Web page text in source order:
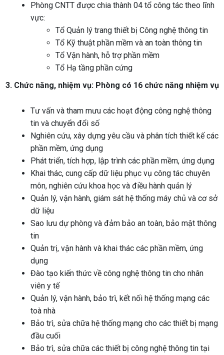
Phòng CNTT được chia thành 04 tổ công tác theo lĩnh
vực:
Tổ Quản lý trang thiết bị Công nghệ thông tin
Tổ Kỹ thuật phần mềm và an toàn thông tin
Tổ Vận hành, hỗ trợ phần mềm
Tổ Hạ tầng phần cứng
3. Chức năng, nhiệm vụ: Phòng có 16 chức năng nhiệm vụ
Tư vấn và tham mưu các hoạt động công nghệ thông
tin và chuyển đổi số
Nghiên cứu, xây dựng yêu cầu và phân tích thiết kế các
phần mềm, ứng dụng
Phát triển, tích hợp, lập trình các phần mềm, ứng dụng
Khai thác, cung cấp dữ liệu phục vụ công tác chuyên
môn, nghiên cứu khoa học và điều hành quản lý
Quản lý, vận hành, giám sát hệ thống máy chủ và cơ sở
dữ liệu
Sao lưu dự phòng và đảm bảo an toàn, bảo mật thông
tin
Quản trị, vận hành và khai thác các phần mềm, ứng
dụng
Đào tạo kiến thức về công nghệ thông tin cho nhân
viên y tế
Quản lý, vận hành, bảo trì, kết nối hệ thống mạng các
toà nhà
Bảo trì, sửa chữa hệ thống mạng cho các thiết bị mạng
đầu cuối
Bảo trì, sửa chữa các thiết bị công nghệ thông tin tại